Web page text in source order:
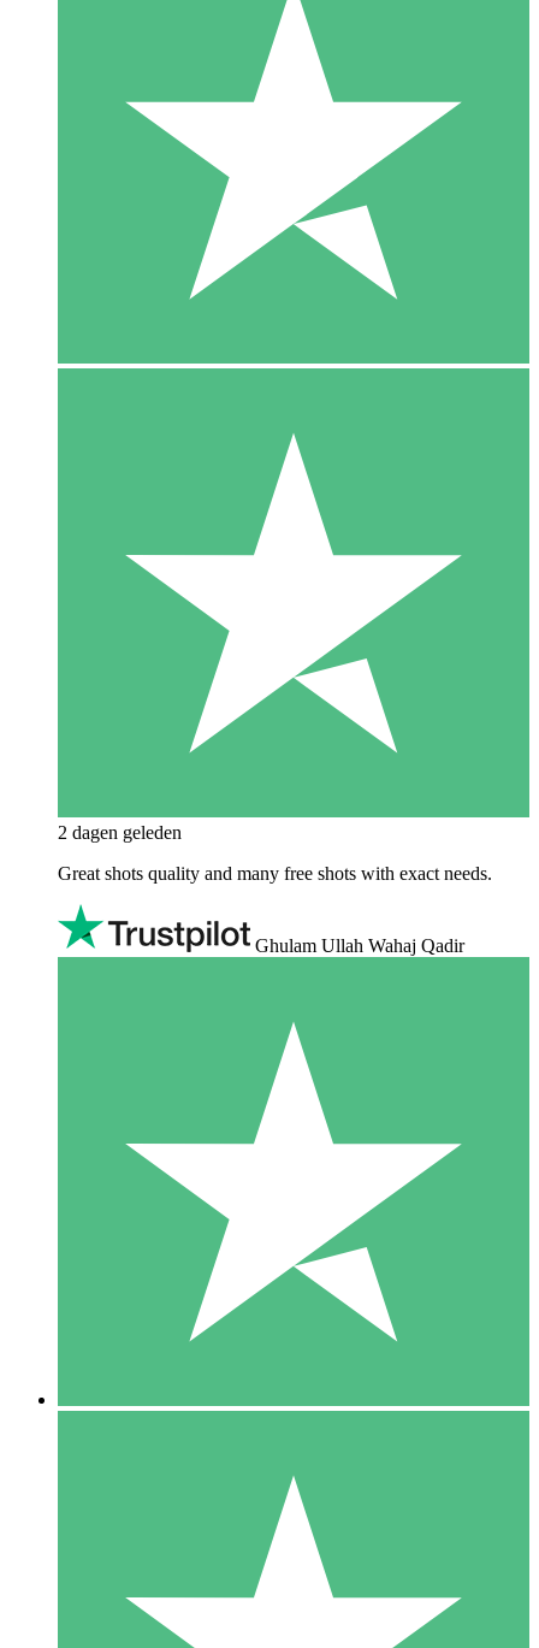
2 dagen geleden
Great shots quality and many free shots with exact needs.
Ghulam Ullah Wahaj Qadir